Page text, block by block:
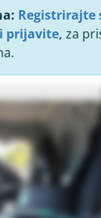
Registrirajte
prijavite, za